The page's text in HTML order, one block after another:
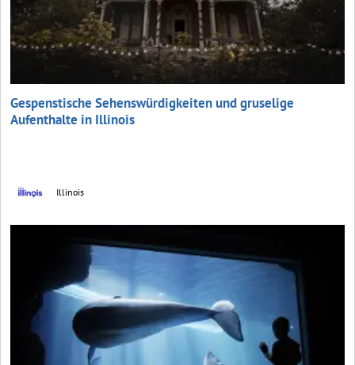
Gespenstische Sehenswürdigkeiten und gruselige
Aufenthalte in Illinois
Illinois